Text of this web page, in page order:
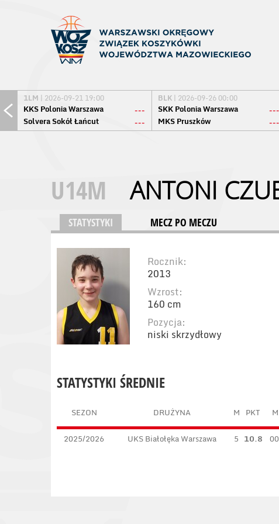
1LM | 2026-09-21 19:00
KKS Polonia Warszawa
---
Solvera Sokół Łańcut
---
BLK | 2026-09-26 00:00
SKK Polonia Warszawa
---
MKS Pruszków
---
U14M ANTONI
STATYSTYKI MECZ PO MECZU
Rocznik:
2013
Wzrost:
160 cm
Pozycja:
niski skrzydłowy
STATYSTYKI ŚREDNIE
SEZON DRUŻYNA M PKT
2025/2026 UKS Białołęka Warszawa 5 10.8